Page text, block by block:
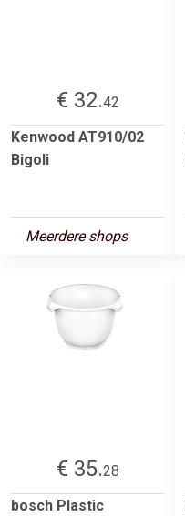
€ 32.42
Kenwood AT910/02
Bigoli
Meerdere shops
€ 35.28
bosch Plastic